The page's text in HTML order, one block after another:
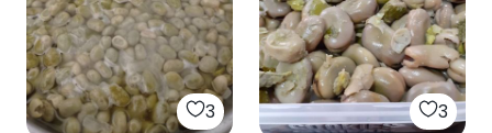
3 3